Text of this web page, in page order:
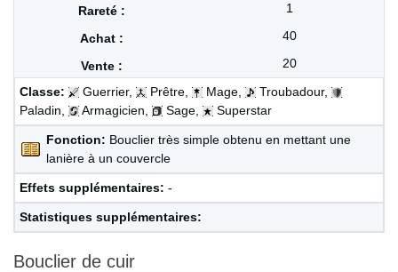
1
40
20
Classe:
Guerrier, Prêtre, Mage,
Troubadour,
Paladin,
Armagicien, Sage, Superstar
Fonction: Bouclier très simple obtenu en mettant une
lanière à un couvercle
Effets supplémentaires: -
Statistiques supplémentaires:
Bouclier de cuir